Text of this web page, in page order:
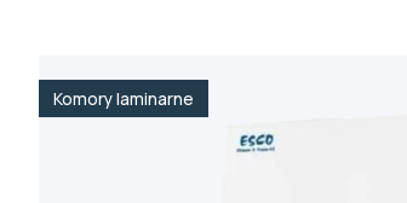
Komory laminarne